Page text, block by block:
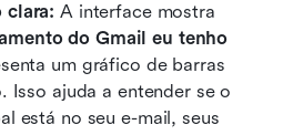
clara:
do Gmail eu tenho
um gráfico de barras
Isso ajuda a entender se o
está no seu e-mail, seus